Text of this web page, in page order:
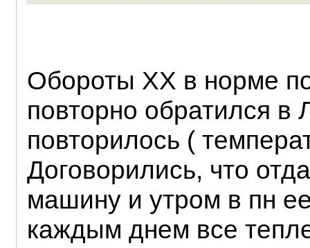
Обороты ХХ в норме
повторно обратился в
повторилось (
Договорились, что
машину и утром в пн
каждым днем все